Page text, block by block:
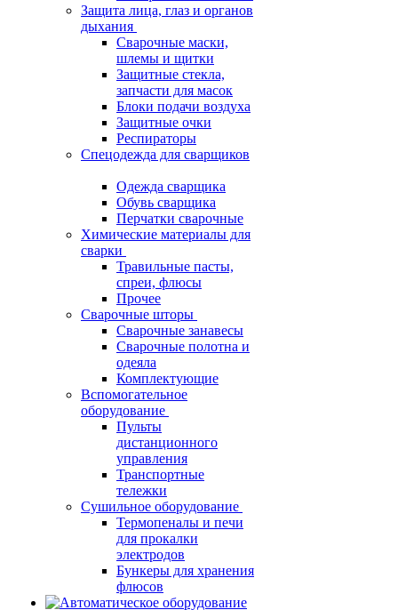
Защита лица, глаз и органов
дыхания
Сварочные маски,
шлемы и щитки
Защитные стекла,
запчасти для масок
Блоки подачи воздуха
Защитные очки
Респираторы
Спецодежда для сварщиков
Одежда сварщика
Обувь сварщика
Перчатки сварочные
Химические материалы для
сварки
Травильные пасты,
спреи, флюсы
Прочее
Сварочные шторы
Сварочные занавесы
Сварочные полотна и
одеяла
Комплектующие
Вспомогательное
оборудование
Пульты
дистанционного
управления
Транспортные
тележки
Сушильное оборудование
Термопеналы и печи
для прокалки
электродов
Бункеры для хранения
флюсов